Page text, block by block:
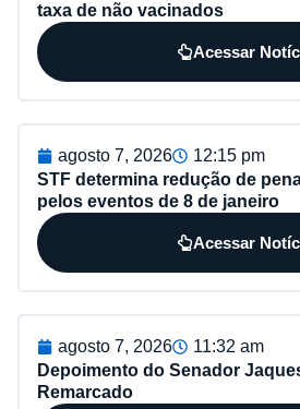
taxa de não vacinados
Acessar
agosto 7, 2026
12:15 pm
STF determina redução de
pelos eventos de 8 de janeiro
Acessar
agosto 7, 2026
11:32 am
Depoimento do Senador
Remarcado